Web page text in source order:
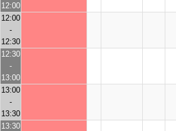
12:00
12:00
-
12:30
12:30
-
13:00
13:00
-
13:30
13:30